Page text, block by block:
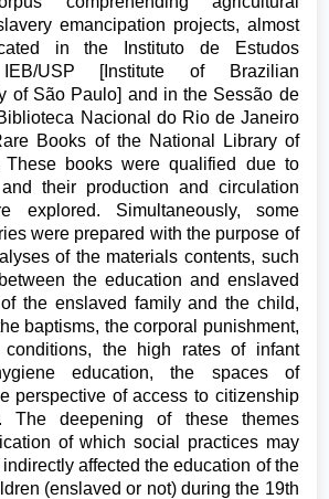
emancipation projects, almost
in the Instituto de Estudos
USP [Institute of Brazilian
of São Paulo] and in the Sessão de
Nacional do Rio de Janeiro
Books of the National Library of
These books were qualified due to
their production and circulation
explored. Simultaneously, some
were prepared with the purpose of
of the materials contents, such
the education and enslaved
the enslaved family and the child,
baptisms, the corporal punishment,
the high rates of infant
education, the spaces of
perspective of access to citizenship
The deepening of these themes
of which social practices may
affected the education of the
(enslaved or not) during the 19th